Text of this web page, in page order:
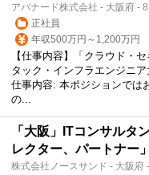
アバナード株式会社 - 大阪府 -
正社員
年収500万円～1,200万円
【仕事内容】「クラウド・
タック・インフラエンジニ
仕事内容: 本ポジションでは
の...
「大阪」ITコンサルタ
レクター、パートナー」
株式会社ノースサンド - 大阪府